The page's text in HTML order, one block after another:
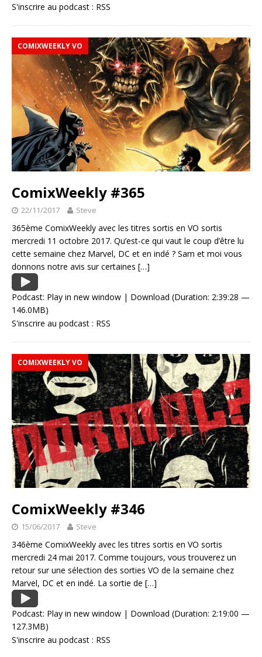
S'inscrire au podcast : RSS
COMIXWEEKLY VO
ComixWeekly #365
22/11/2017 Steve
365ème ComixWeekly avec les titres sortis en VO sortis
mercredi 11 octobre 2017. Qu’est-ce qui vaut le coup d’être lu
cette semaine chez Marvel, DC et en indé ? Sam et moi vous
donnons notre avis sur certaines […]
Podcast: Play in new window | Download (Duration: 2:39:28 —
146.0MB)
S'inscrire au podcast : RSS
COMIXWEEKLY VO
ComixWeekly #346
15/06/2017 Steve
346ème ComixWeekly avec les titres sortis en VO sortis
mercredi 24 mai 2017. Comme toujours, vous trouverez un
retour sur une sélection des sorties VO de la semaine chez
Marvel, DC et en indé. La sortie de […]
Podcast: Play in new window | Download (Duration: 2:19:00 —
127.3MB)
S'inscrire au podcast : RSS